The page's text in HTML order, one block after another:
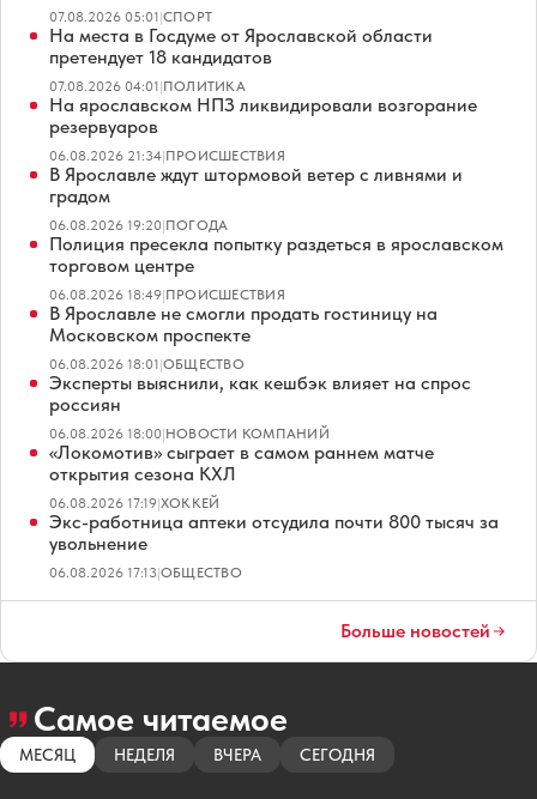
07.08.2026 05:01|СПОРТ
На места в Госдуме от Ярославской области
претендует 18 кандидатов
07.08.2026 04:01|ПОЛИТИКА
На ярославском НПЗ ликвидировали возгорание
резервуаров
06.08.2026 21:34|ПРОИСШЕСТВИЯ
В Ярославле ждут штормовой ветер с ливнями и
градом
06.08.2026 19:20|ПОГОДА
Полиция пресекла попытку раздеться в ярославском
торговом центре
06.08.2026 18:49|ПРОИСШЕСТВИЯ
В Ярославле не смогли продать гостиницу на
Московском проспекте
06.08.2026 18:01|ОБЩЕСТВО
Эксперты выяснили, как кешбэк влияет на спрос
россиян
06.08.2026 18:00|НОВОСТИ КОМПАНИЙ
«Локомотив» сыграет в самом раннем матче
открытия сезона КХЛ
06.08.2026 17:19|ХОККЕЙ
Экс-работница аптеки отсудила почти 800 тысяч за
увольнение
06.08.2026 17:13|ОБЩЕСТВО
Больше новостей
Самое читаемое
МЕСЯЦ НЕДЕЛЯ ВЧЕРА СЕГОДНЯ